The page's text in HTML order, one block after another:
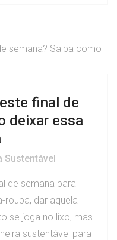
final de
deixar essa
Sustentável
de semana para
roupa, dar aquela
se joga no lixo, mas
sustentável para